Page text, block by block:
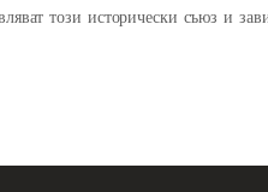
този исторически съюз и